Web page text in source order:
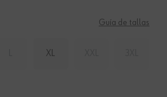
Guía de tallas
XL